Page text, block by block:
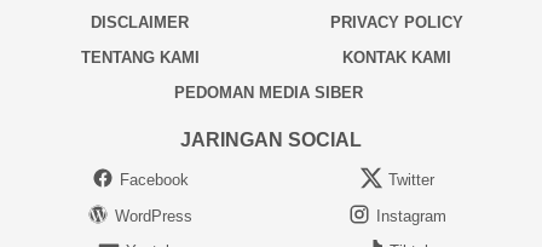
DISCLAIMER
PRIVACY POLICY
TENTANG KAMI
KONTAK KAMI
PEDOMAN MEDIA SIBER
JARINGAN SOCIAL
Facebook
Twitter
WordPress
Instagram